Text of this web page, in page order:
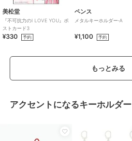
美松堂
『不可抗力のI LOVE YOU』ポ
ストカード3
¥330 予約
ペンス
メタルキーホルダー‐A
¥1,100 予約
もっとみる
アクセントになるキーホルダー